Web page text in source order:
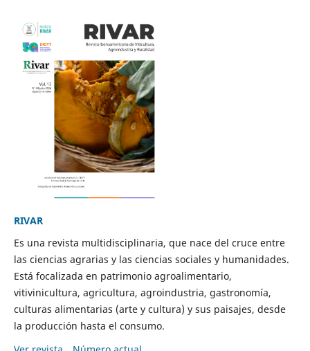
RIVAR
Es una revista multidisciplinaria, que nace del cruce entre
las ciencias agrarias y las ciencias sociales y humanidades.
Está focalizada en patrimonio agroalimentario,
vitivinicultura, agricultura, agroindustria, gastronomía,
culturas alimentarias (arte y cultura) y sus paisajes, desde
la producción hasta el consumo.